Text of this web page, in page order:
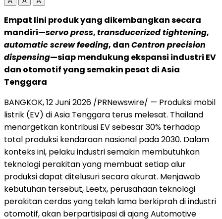
Empat lini produk yang dikembangkan secara
mandiri—servo press,transducerized tightening,
automatic screw feeding, danCentron precision
dispensing—siap mendukung ekspansi industri EV
dan otomotif yang semakin pesat di Asia
Tenggara
BANGKOK, 12 Juni 2026 /PRNewswire/ — Produksi mobil
listrik (EV) di Asia Tenggara terus melesat. Thailand
menargetkan kontribusi EV sebesar 30% terhadap
total produksi kendaraan nasional pada 2030. Dalam
konteks ini, pelaku industri semakin membutuhkan
teknologi perakitan yang membuat setiap alur
produksi dapat ditelusuri secara akurat. Menjawab
kebutuhan tersebut, Leetx, perusahaan teknologi
perakitan cerdas yang telah lama berkiprah di industri
otomotif, akan berpartisipasi di ajang Automotive